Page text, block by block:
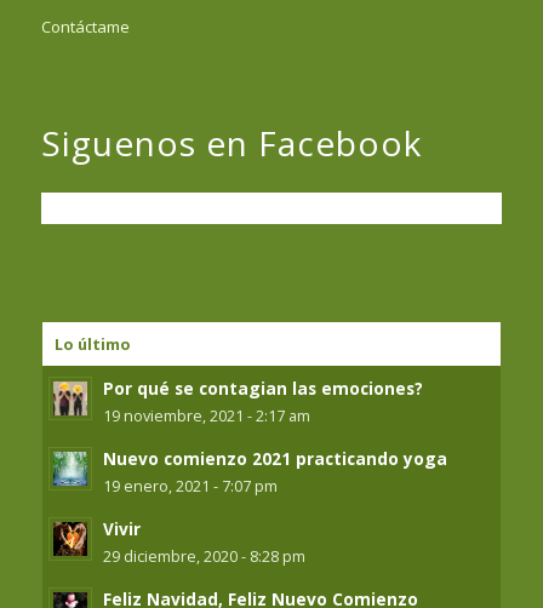
Contáctame
Siguenos en Facebook
Lo último
Por qué se contagian las emociones?
19 noviembre, 2021 - 2:17 am
Nuevo comienzo 2021 practicando yoga
19 enero, 2021 - 7:07 pm
Vivir
29 diciembre, 2020 - 8:28 pm
Feliz Navidad, Feliz Nuevo Comienzo